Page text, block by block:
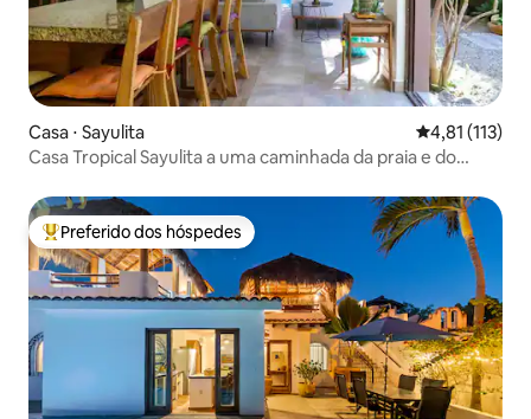
Casa ⋅ Sayulita 4,81 de uma
4,81 (113)
Casa Tropical Sayulita a uma caminhada da praia e do
Entre os melhores preferidos dos hóspedes
Preferido dos hóspedes